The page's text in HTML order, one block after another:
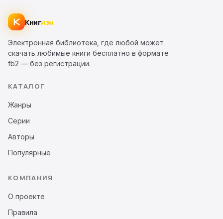
Книгизм
Электронная библиотека, где любой может
скачать любимые книги бесплатно в формате
fb2 — без регистрации.
КАТАЛОГ
Жанры
Серии
Авторы
Популярные
КОМПАНИЯ
О проекте
Правила